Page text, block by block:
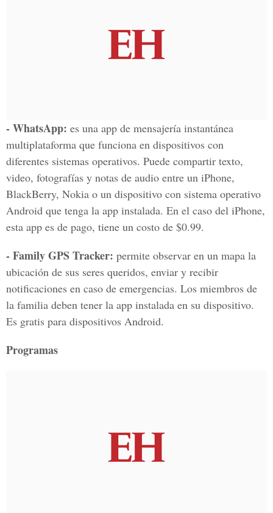
- WhatsApp: es una app de mensajería instantánea
multiplataforma que funciona en dispositivos con
diferentes sistemas operativos. Puede compartir texto,
video, fotografías y notas de audio entre un iPhone,
BlackBerry, Nokia o un dispositivo con sistema operativo
Android que tenga la app instalada. En el caso del iPhone,
esta app es de pago, tiene un costo de $0.99.
- Family GPS Tracker: permite observar en un mapa la
ubicación de sus seres queridos, enviar y recibir
notificaciones en caso de emergencias. Los miembros de
la familia deben tener la app instalada en su dispositivo.
Es gratis para dispositivos Android.
Programas